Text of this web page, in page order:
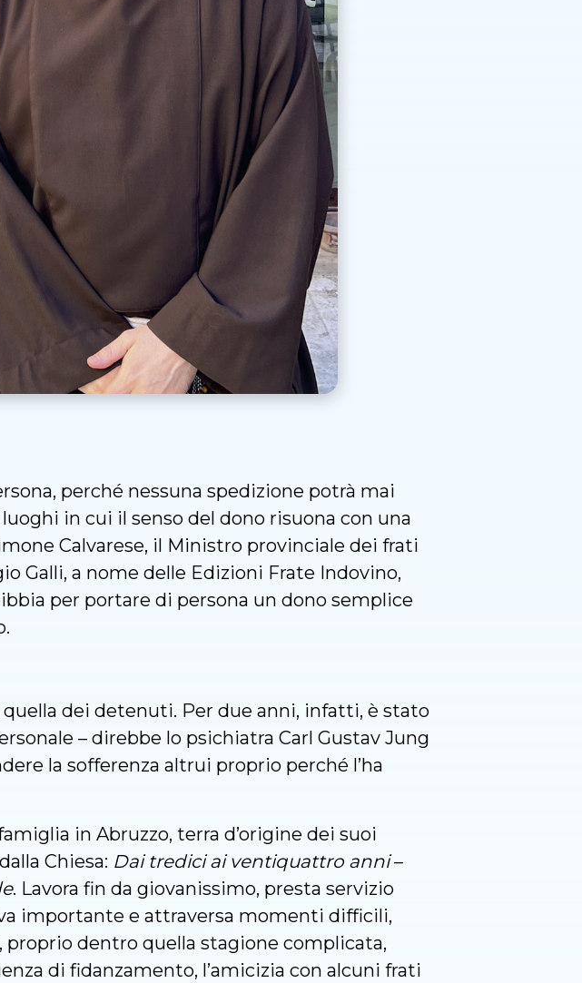
perché nessuna spedizione potrà mai
in cui il senso del dono risuona con una
Calvarese, il Ministro provinciale dei frati
Galli, a nome delle Edizioni Frate Indovino,
per portare di persona un dono semplice
dei detenuti. Per due anni, infatti, è stato
– direbbe lo psichiatra Carl Gustav Jung
la sofferenza altrui proprio perché l’ha
in Abruzzo, terra d’origine dei suoi
Chiesa: Dai tredici ai ventiquattro anni–
. Lavora fin da giovanissimo, presta servizio
importante e attraversa momenti difficili,
dentro quella stagione complicata,
di fidanzamento, l’amicizia con alcuni frati